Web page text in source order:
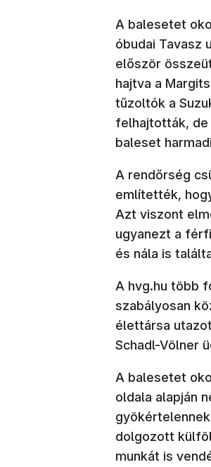
A balesetet
óbudai Tavasz
először
hajtva a
tűzoltók a
felhajtották, de
baleset
A rendőrség
említették,
Azt viszont
ugyanezt a
és nála is
A hvg.hu több
szabályosan
élettársa
Schadl-Völner
A balesetet
oldala alapján
dolgozott
munkát is